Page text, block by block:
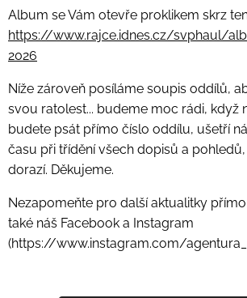
Album se Vám otevře proklikem skrz
https://www.rajce.idnes.cz/svphaul/
2026
Níže zároveň posíláme soupis oddílů,
svou ratolest... budeme moc rádi, když
budete psát přímo číslo oddílu, ušetří
času při třídění všech dopisů a
dorazí. Děkujeme.
Nezapomeňte pro další aktualitky
také náš Facebook a Instagram
(https://www.instagram.com/